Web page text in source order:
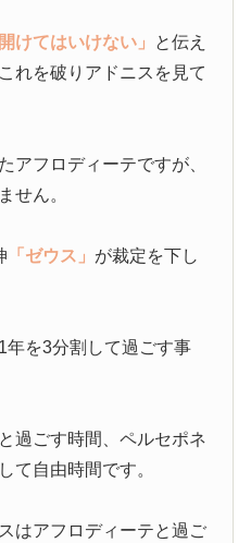
けてはいけない」 と伝え
れを破りアドニスを見て
アフロディーテですが、
せん。
「ゼウス」 が裁定を下し
年を3分割して過ごす事
過ごす時間、ペルセポネ
て自由時間です。
はアフロディーテと過ご